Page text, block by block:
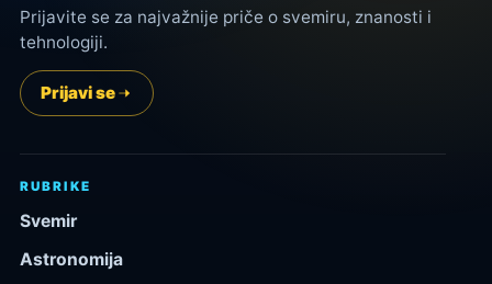
Prijavite se za najvažnije priče o svemiru, znanosti i
tehnologiji.
Prijavi se
RUBRIKE
Svemir
Astronomija